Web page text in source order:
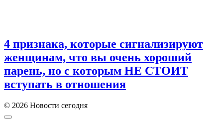
4 признака, которые сигнализируют
женщинам, что вы очень хороший
парень, но с которым НЕ СТОИТ
вступать в отношения
© 2026 Новости сегодня